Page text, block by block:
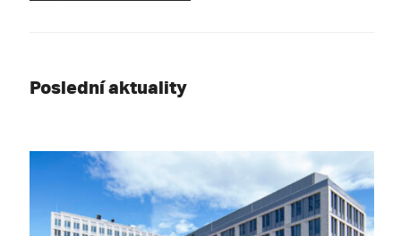
Poslední aktuality